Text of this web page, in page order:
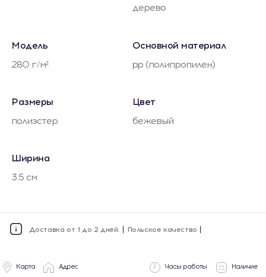
дерево
Модель
280 г/м²
Основной материал
pp (полипропилен)
Размеры
полиэстер
Цвет
бежевый
Ширина
3.5 см
Доставка от 1 до 2 дней. Польское качество
Карта Адрес Часы работы Наличие